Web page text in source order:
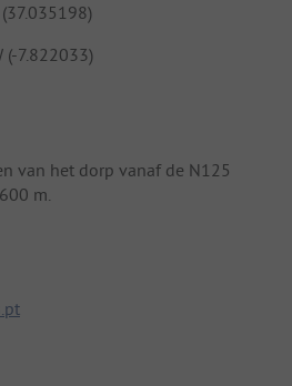
(-7.822033)
van het dorp vanaf de N125
m.